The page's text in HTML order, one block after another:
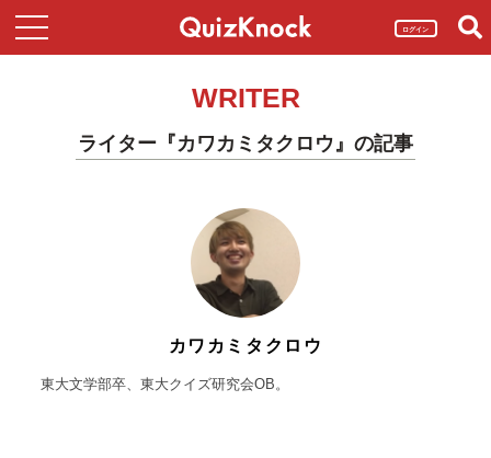
ログイン
WRITER
ライター『カワカミタクロウ』の記事
カワカミタクロウ
東大文学部卒、東大クイズ研究会OB。